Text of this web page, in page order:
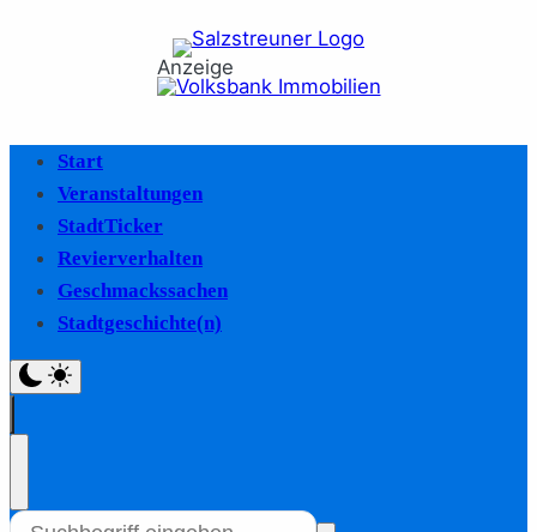
Anzeige
Start
Veranstaltungen
StadtTicker
Revierverhalten
Geschmackssachen
Stadtgeschichte(n)